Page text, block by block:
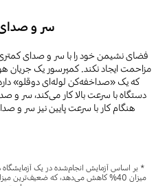
سر و
فضای نشیمن خود را با سر و صدای
مزاحمت ایجاد نکند. کمپرسور یک جریان
که یک «صداخفه‌کن لوله‌ای دوقلو»
دستگاه با سرعت بالا کار می‌کند، سر و
هنگام کار با سرعت پایین نیز سر و
میزان 40% کاهش می‌دهد، که